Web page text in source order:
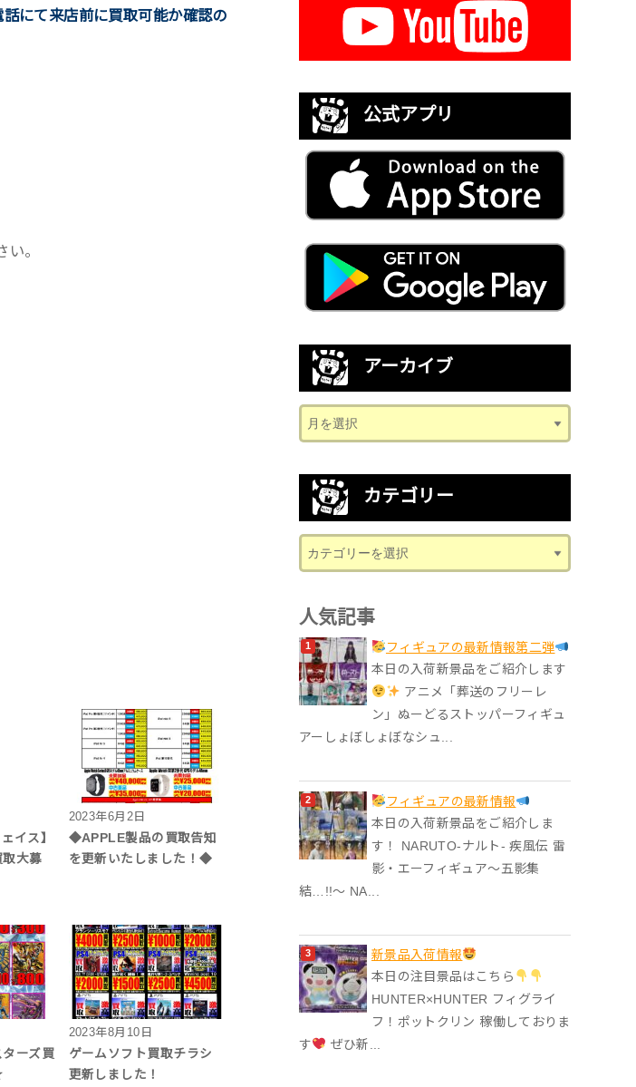
にて来店前に買取可能か確認の
。
イス】
取大募
2023年6月2日
◆APPLE製品の買取告知
を更新いたしました！◆
ーズ買
2023年8月10日
ゲームソフト買取チラシ
更新しました！
公式アプリ
アーカイブ
カテゴリー
人気記事
フィギュアの最新情報第二弾
本日の入荷新景品をご紹介します
アニメ「葬送のフリーレ
ン」ぬーどるストッパーフィギュ
アーしょぼしょぼなシュ...
フィギュアの最新情報
本日の入荷新景品をご紹介しま
す！ NARUTO-ナルト- 疾風伝 雷
影・エーフィギュア～五影集
結…!!～ NA...
‎新景品入荷情報
本日の注目景品はこちら
HUNTER×HUNTER フィグライ
フ！ポットクリン 稼働しておりま
す
ぜひ新...